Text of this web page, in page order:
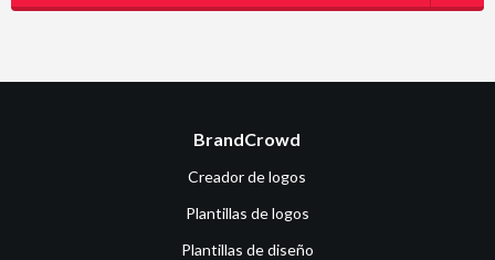
BrandCrowd
Creador de logos
Plantillas de logos
Plantillas de diseño